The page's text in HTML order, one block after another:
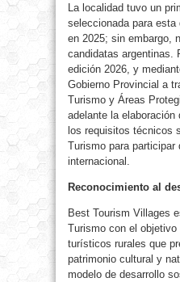
La localidad tuvo un
seleccionada para esta
en 2025; sin embargo,
candidatas argentinas.
edición 2026, y
Gobierno Provincial a
Turismo y Áreas
adelante la
los requisitos técnicos
Turismo para participar
internacional.
Reconocimiento al
Best Tourism Villages
Turismo con el objetivo
turísticos rurales que
patrimonio cultural y
modelo de desarrollo